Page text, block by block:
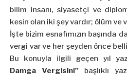
bilim insanı, siyasetçi ve
kesin olan iki şey vardır; ölüm ve
İşte bizim esnafımızın başında
vergi var ve her şeyden önce
Bu konuyla ilgili geçen yıl
Damga Vergisini” başlıklı